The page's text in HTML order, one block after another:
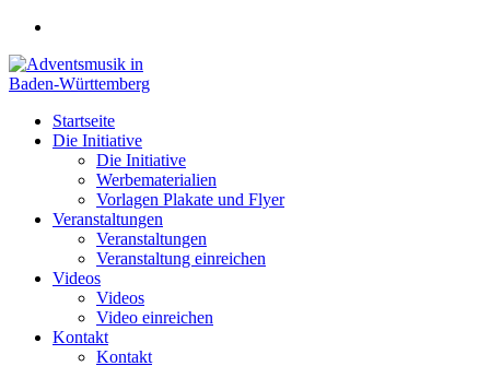
Zum
springen
Startseite
Die Initiative
Die Initiative
Werbematerialien
Vorlagen Plakate und Flyer
Veranstaltungen
Veranstaltungen
Veranstaltung einreichen
Videos
Videos
Video einreichen
Kontakt
Kontakt